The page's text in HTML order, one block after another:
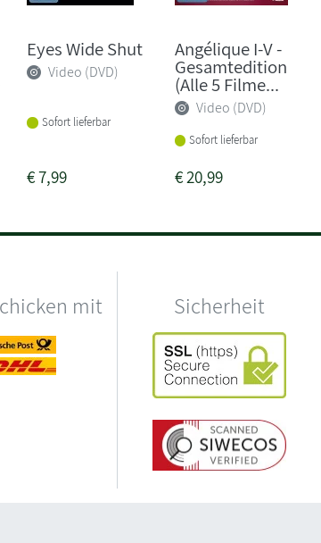
Eyes Wide Shut
Video (DVD)
Sofort lieferbar
€7,99
Angélique I-V -
Gesamtedition
(Alle 5 Filme...
Video (DVD)
Sofort lieferbar
€20,99
mit Sicherheit